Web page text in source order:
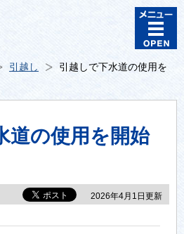
引越し
引越しで下水道の使用を
道の使用を開始
2026年4月1日更新